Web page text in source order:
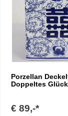
Porzellan
Doppeltes Glück
€ 89,-*